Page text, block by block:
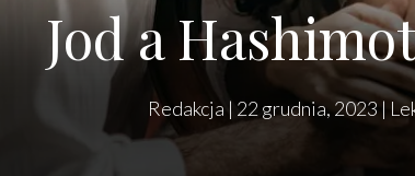
Jod a
Redakcja | 22 grudnia, 2023 |